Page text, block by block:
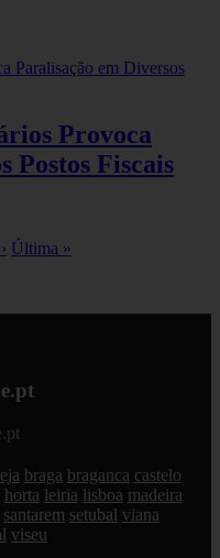
Provoca
Postos Fiscais
Última »
braga braganca castelo
horta leiria lisboa madeira
santarem setubal viana
viseu